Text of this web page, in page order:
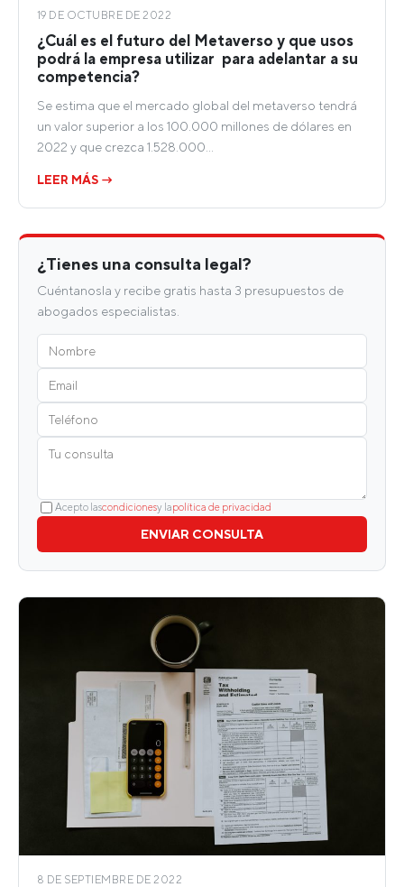
19 DE OCTUBRE DE 2022
¿Cuál es el futuro del Metaverso y que usos
podrá la empresa utilizar para adelantar a su
competencia?
Se estima que el mercado global del metaverso tendrá
un valor superior a los 100.000 millones de dólares en
2022 y que crezca 1.528.000…
LEER MÁS →
¿Tienes una consulta legal?
Cuéntanosla y recibe gratis hasta 3 presupuestos de
abogados especialistas.
Acepto lascondicionesy lapolítica de privacidad
ENVIAR CONSULTA
8 DE SEPTIEMBRE DE 2022